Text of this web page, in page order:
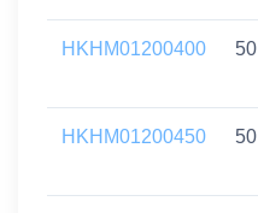
HKHM01200400 50
HKHM01200450 50